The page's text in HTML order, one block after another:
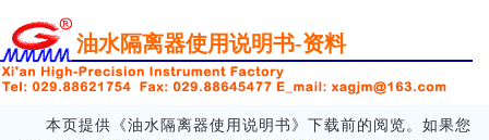
油水隔离器使用说明书-资料
本页提供《油水隔离器使用说明书》下载前的阅览。如果您